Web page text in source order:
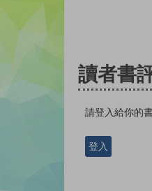
讀者書
請登入給你的
登入